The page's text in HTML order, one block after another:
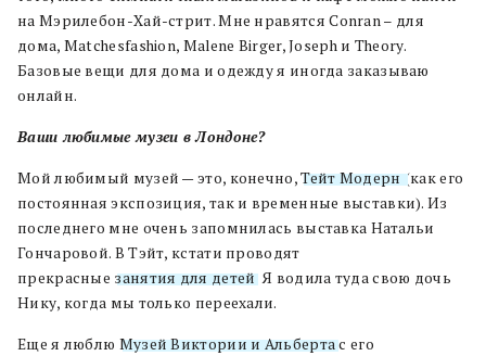
на Мэрилебон-Хай-стрит.Мне нравятсяConran – для
дома, Matchesfashion, Malene Birger,Josephи Theory.
Базовые вещи для дома и одежду я иногда заказываю
онлайн.
Ваши любимые музеи в Лондоне?
Мой любимый музей — это, конечно,Тейт Модерн(как его
постоянная экспозиция, так и временные выставки).Из
последнего мне очень запомнилась выставка Натальи
Гончаровой. ВТэйт, кстати проводят
прекрасные занятия для детей.Я водила туда свою дочь
Нику, когда мы только переехали.
Еще я люблю Музей Виктории и Альбертас его